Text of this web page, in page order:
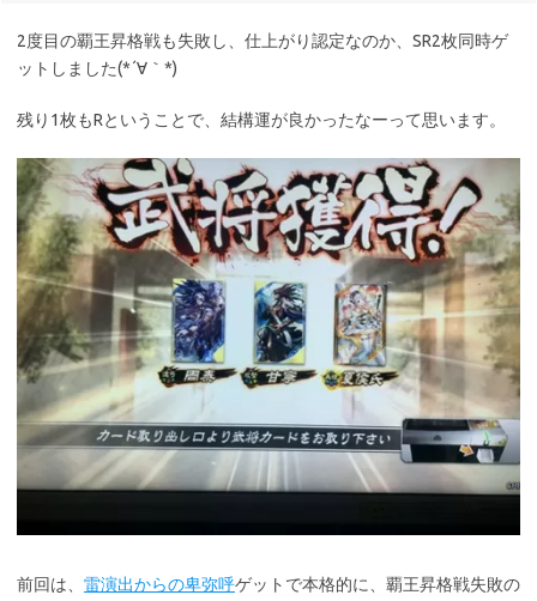
2度目の覇王昇格戦も失敗し、仕上がり認定なのか、SR2枚同時ゲ
ットしました(*´∀｀*)
残り1枚もRということで、結構運が良かったなーって思います。
前回は、 雷演出からの卑弥呼ゲットで本格的に、覇王昇格戦失敗の